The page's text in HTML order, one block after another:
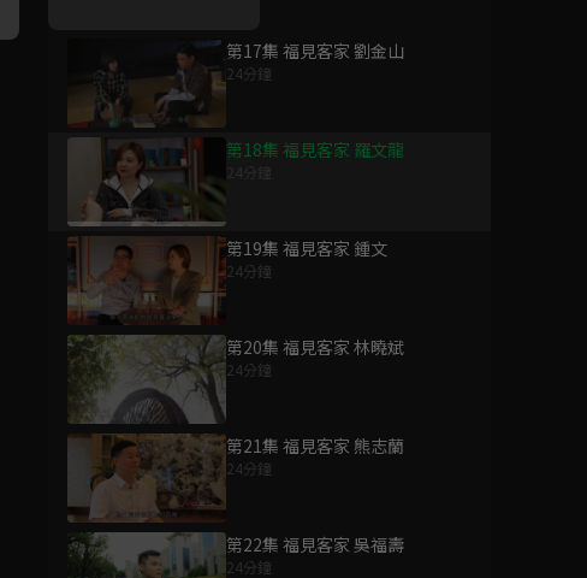
第17集 福見客家 劉金山
24分鐘
第18集 福見客家 羅文龍
第19集 福見客家 鍾文
24分鐘
第20集 福見客家 林曉斌
24分鐘
第21集 福見客家 熊志蘭
24分鐘
第22集 福見客家 吳福壽
24分鐘